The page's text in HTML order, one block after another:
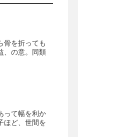
骨を折っても
、の意。同類
って幅を利か
ほど、世間を